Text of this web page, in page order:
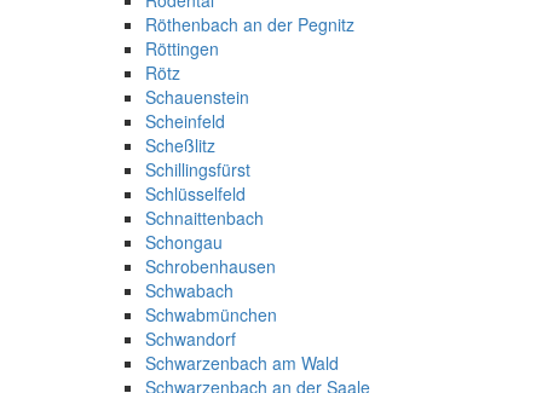
Röthenbach an der Pegnitz
Röttingen
Rötz
Schauenstein
Scheinfeld
Scheßlitz
Schillingsfürst
Schlüsselfeld
Schnaittenbach
Schongau
Schrobenhausen
Schwabach
Schwabmünchen
Schwandorf
Schwarzenbach am Wald
Schwarzenbach an der Saale